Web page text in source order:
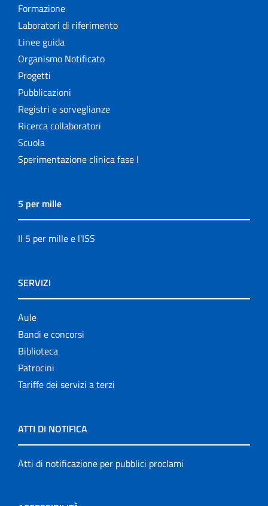
Formazione
Laboratori di riferimento
Linee guida
Organismo Notificato
Progetti
Pubblicazioni
Registri e sorveglianze
Ricerca collaboratori
Scuola
Sperimentazione clinica fase I
5 per mille
Il 5 per mille e l'ISS
SERVIZI
Aule
Bandi e concorsi
Biblioteca
Patrocini
Tariffe dei servizi a terzi
ATTI DI NOTIFICA
Atti di notificazione per pubblici proclami